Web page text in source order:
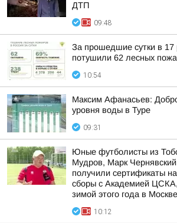
ДТП
09:48
За прошедшие сутки в 17
потушили 62 лесных
10:54
Максим Афанасьев:
уровня воды в Туре
09:31
Юные футболисты из
Мудров, Марк
получили сертификаты
сборы с Академией ЦСКА,
зимой этого года в Москве
10:12